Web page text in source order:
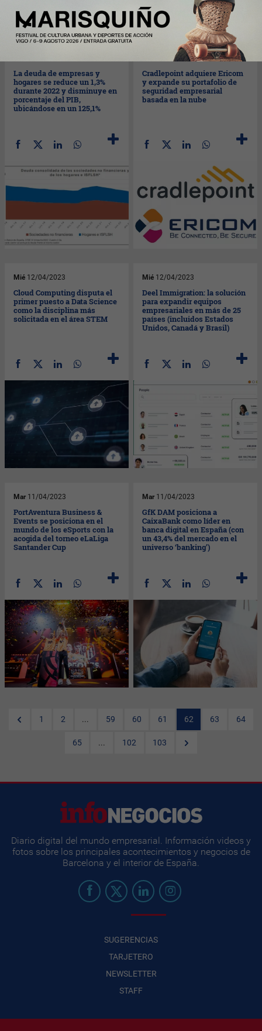
La deuda de empresas y
hogares se reduce un 1,3%
durante 2022 y disminuye en
porcentaje del PIB,
ubicándose en un 125,1%
13/04/2023
Cradlepoint adquiere Ericom
y expande su portafolio de
seguridad empresarial
basada en la nube
Mié 12/04/2023
Cloud Computing disputa el
primer puesto a Data Science
como la disciplina más
solicitada en el área STEM
Mié 12/04/2023
Deel Immigration: la solución
para expandir equipos
empresariales en más de 25
países (incluidos Estados
Unidos, Canadá y Brasil)
Mar 11/04/2023
PortAventura Business &
Events se posiciona en el
mundo de los eSports con la
acogida del torneo eLaLiga
Santander Cup
Mar 11/04/2023
GfK DAM posiciona a
CaixaBank como líder en
banca digital en España (con
un 43,4% del mercado en el
universo ‘banking’)
1 2 ... 59 60 61 62 63 64
65 ... 102 103
Diario digital del mundo empresarial. Información videos y
fotos sobre los principales acontecimientos y negocios de
Barcelona y el interior de España.
SUGERENCIAS
TARJETERO
NEWSLETTER
STAFF